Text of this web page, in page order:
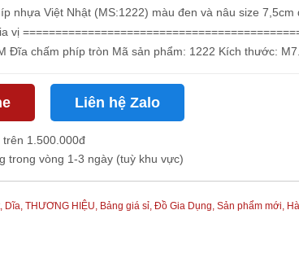
nhựa Việt Nhật (MS:1222) màu đen và nâu size
vị
THÔNG TIN SẢN PHẨM Đĩa chấm phíp tròn Mã sản phẩm: 1222 Kích thước:
Liên hệ Zalo
1.500.000đ
trong vòng 1-3 ngày (tuỳ khu vực)
Dĩa, THƯƠNG HIỆU, Bảng giá sỉ, Đồ Gia Dụng, Sản phẩm mới,